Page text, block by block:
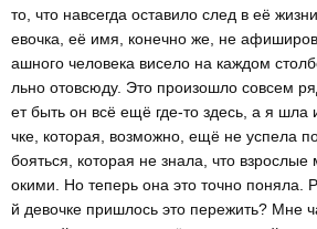
то, что навсегда оставило след в её
евочка, её имя, конечно же, не
ашного человека висело на каждом
льно отовсюду. Это произошло совсем
ет быть он всё ещё где-то здесь, а я шла
чке, которая, возможно, ещё не успела
бояться, которая не знала, что взрослые
окими. Но теперь она это точно поняла.
й девочке пришлось это пережить? Мне